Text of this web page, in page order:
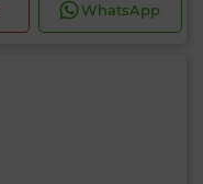
WhatsApp